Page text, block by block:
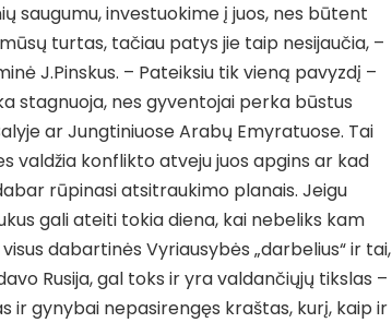
saugumu, investuokime į juos, nes būtent
turtas, tačiau patys jie taip nesijaučia, –
J.Pinskus. – Pateiksiu tik vieną pavyzdį –
stagnuoja, nes gyventojai perka būstus
ar Jungtiniuose Arabų Emyratuose. Tai
valdžia konflikto atveju juos apgins ar kad
rūpinasi atsitraukimo planais. Jeigu
gali ateiti tokia diena, kai nebeliks kam
dabartinės Vyriausybės „darbelius“ ir tai,
Rusija, gal toks ir yra valdančiųjų tikslas –
ir gynybai nepasirengęs kraštas, kurį, kaip ir